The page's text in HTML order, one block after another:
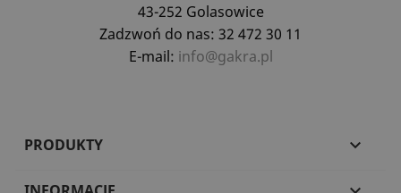
43-252 Golasowice
Zadzwoń do nas: 32 472 30 11
E-mail: info@gakra.pl
PRODUKTY 